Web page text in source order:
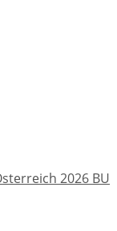
2026 BU